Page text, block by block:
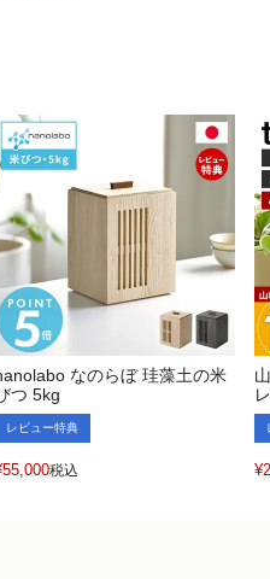
なのらぼ 珪藻土の米
つ 5kg
レビュー特典
55,000税込 ¥